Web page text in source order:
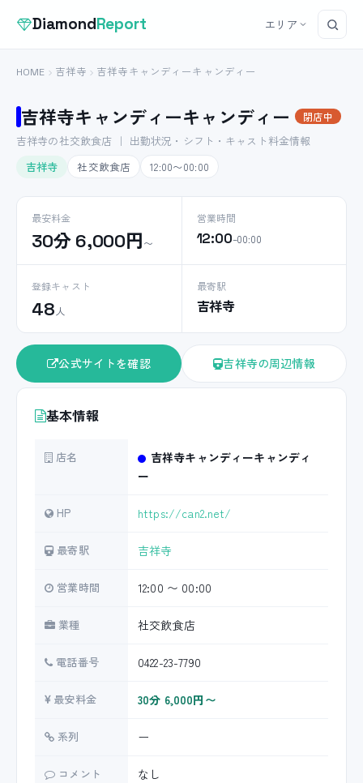
DiamondReport エリア
HOME 吉祥寺 吉祥寺キャンディーキャンディー
吉祥寺キャンディーキャンディー 閉店中
吉祥寺の社交飲食店 ｜ 出勤状況・シフト・キャスト料金情報
吉祥寺
社交飲食店 12:00〜00:00
最安料金
30分 6,000円〜
営業時間
12:00–00:00
登録キャスト
48 人
最寄駅
吉祥寺
公式サイトを確認 吉祥寺の周辺情報
基本情報
店名
吉祥寺キャンディーキャンディ
ー
HP https://can2.net/
最寄駅 吉祥寺
営業時間 12:00 〜 00:00
業種 社交飲食店
電話番号 0422-23-7790
最安料金 30分 6,000円〜
系列 ー
コメント なし